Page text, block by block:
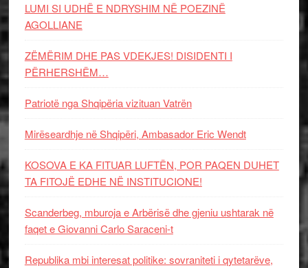
LUMI SI UDHË E NDRYSHIM NË POEZINË
AGOLLIANE
ZËMËRIM DHE PAS VDEKJES! DISIDENTI I
PËRHERSHËM…
Patriotë nga Shqipëria vizituan Vatrën
Mirëseardhje në Shqipëri, Ambasador Eric Wendt
KOSOVA E KA FITUAR LUFTËN, POR PAQEN DUHET
TA FITOJË EDHE NË INSTITUCIONE!
Scanderbeg, mburoja e Arbërisë dhe gjeniu ushtarak në
faqet e Giovanni Carlo Saraceni-t
Republika mbi interesat politike: sovraniteti i qytetarëve,